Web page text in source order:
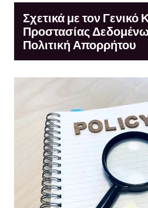
Σχετικά με τον Γενικό
Προστασίας
Πολιτική Απορρήτου